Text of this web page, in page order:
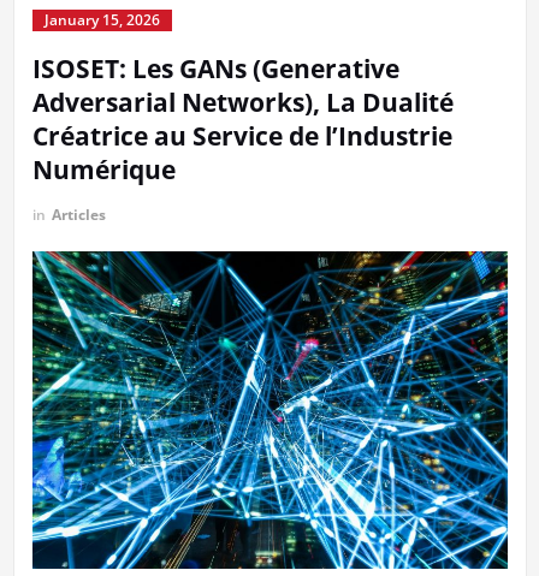
January 15, 2026
ISOSET: Les GANs (Generative
Adversarial Networks), La Dualité
Créatrice au Service de l’Industrie
Numérique
in Articles